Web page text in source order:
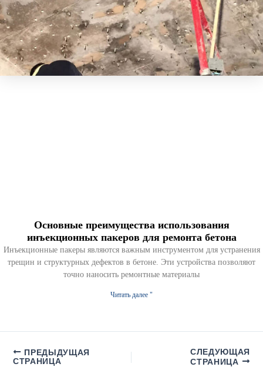
Основные преимущества использования
инъекционных пакеров для ремонта бетона
Инъекционные пакеры являются важным инструментом для устранения
трещин и структурных дефектов в бетоне. Эти устройства позволяют
точно наносить ремонтные материалы
Читать далее "
ПРЕДЫДУЩАЯ
СТРАНИЦА
СЛЕДУЮЩАЯ
СТРАНИЦА